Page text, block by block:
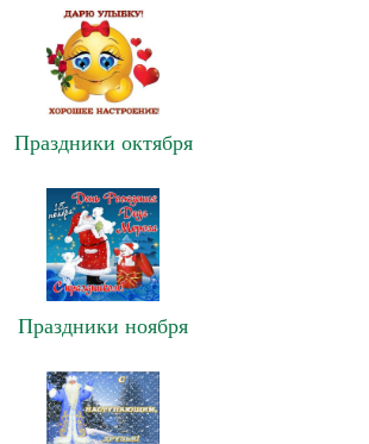
Праздники октября
Праздники ноября